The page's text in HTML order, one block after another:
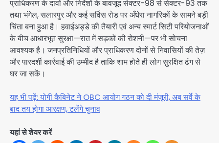
प्राधिकरण के दावों और निर्देशों के बावजूद सेक्टर-98 से सेक्टर-93 तक
तथा भंगेल, सलारपुर और कई सर्विस रोड पर अँधेरा नागरिकों के सामने बड़ी
चिंता बना हुआ है। हवाईअड्डे की तैयारी एवं अन्य स्मार्ट सिटी परियोजनाओं
के बीच आधारभूत सुरक्षा—रात में सड़कों की रोशनी—पर भी सोचना
आवश्यक है। जनप्रतिनिधियों और प्राधिकरण दोनों से निवासियों की तेज़
और पारदर्शी कार्रवाई की उम्मीद है ताकि शाम होते ही लोग सुरक्षित ढंग से
घर जा सकें।
यह भी पढ़ें: योगी कैबिनेट ने OBC आयोग गठन को दी मंजूरी, अब सर्वे के
बाद तय होगा आरक्षण, टलेंगे चुनाव
यहां से शेयर करें